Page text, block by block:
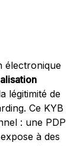
légitimité de
Ce KYB
: une PDP
à des